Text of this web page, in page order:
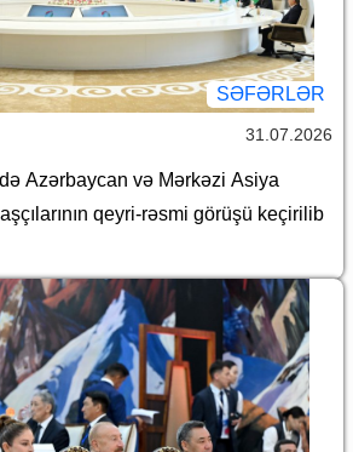
SƏFƏRLƏR
31.07.2026
Azərbaycan və Mərkəzi Asiya
qeyri-rəsmi görüşü keçirilib